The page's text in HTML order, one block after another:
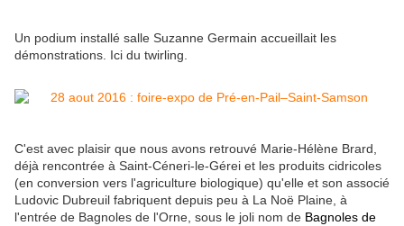
Un podium installé salle Suzanne Germain accueillait les
démonstrations. Ici du twirling.
C'est avec plaisir que nous avons retrouvé Marie-Hélène Brard,
déjà rencontrée à Saint-Céneri-le-Gérei et les produits cidricoles
(en conversion vers l'agriculture biologique) qu'elle et son associé
Ludovic Dubreuil fabriquent depuis peu à La Noë Plaine, à
l'entrée de Bagnoles de l'Orne, sous le joli nom de Bagnoles de